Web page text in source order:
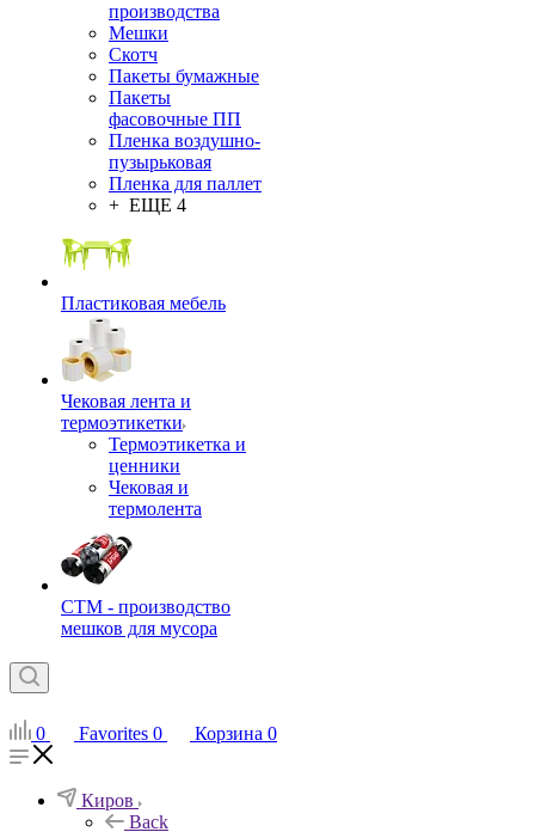
производства
Мешки
Скотч
Пакеты бумажные
Пакеты
фасовочные ПП
Пленка воздушно-
пузырьковая
Пленка для паллет
+ ЕЩЕ 4
Пластиковая мебель
Чековая лента и
термоэтикетки
Термоэтикетка и
ценники
Чековая и
термолента
СТМ - производство
мешков для мусора
0 Favorites 0 Корзина 0
Киров
Back